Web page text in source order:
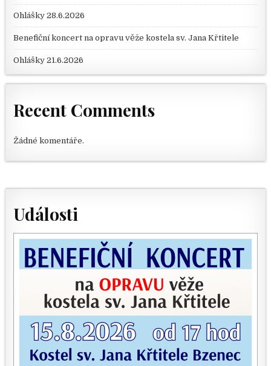
Ohlášky 28.6.2026
Benefiční koncert na opravu věže kostela sv. Jana Křtitele
Ohlášky 21.6.2026
Recent Comments
Žádné komentáře.
Události